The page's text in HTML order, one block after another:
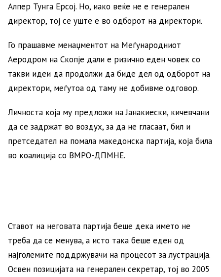
Алпер Тунга Ерсој. Но, иако веќе не е генерален
директор, тој се уште е во одборот на директори.
Го прашавме менаџментот на Меѓународниот
Аеродром на Скопје дали е ризично еден човек со
такви идеи да продолжи да биде дел од одборот на
директори, меѓутоа од таму не добивме одговор.
Личноста која му предложи на Јанакиески, кичевчани
да се задржат во воздух, за да не гласаат, бил и
претседател на помала македонска партија, која била
во коалиција со ВМРО-ДПМНЕ.
Ставот на неговата партија беше дека името не
треба да се менува, а исто така беше еден од
најголемите поддржувачи на процесот за лустрација.
Освен позицијата на генерален секретар, тој во 2005